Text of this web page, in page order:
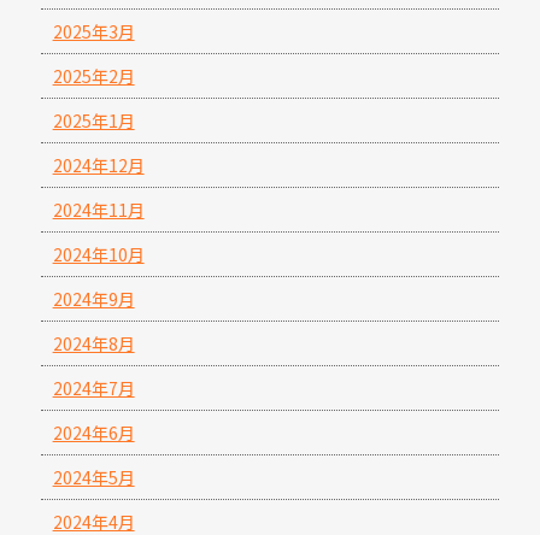
2025年3月
2025年2月
2025年1月
2024年12月
2024年11月
2024年10月
2024年9月
2024年8月
2024年7月
2024年6月
2024年5月
2024年4月